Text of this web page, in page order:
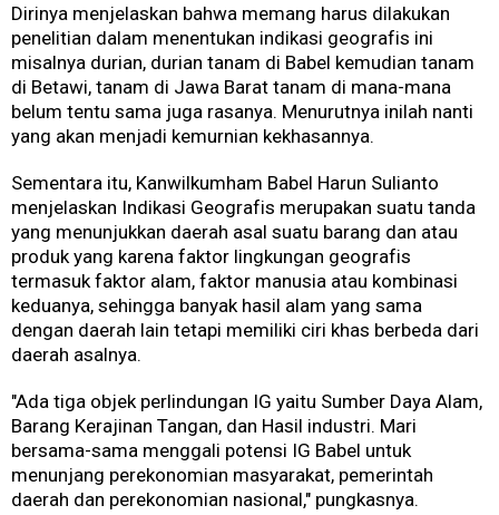
Dirinya menjelaskan bahwa memang harus dilakukan
penelitian dalam menentukan indikasi geografis ini
misalnya durian, durian tanam di Babel kemudian tanam
di Betawi, tanam di Jawa Barat tanam di mana-mana
belum tentu sama juga rasanya. Menurutnya inilah nanti
yang akan menjadi kemurnian kekhasannya.
Sementara itu, Kanwilkumham Babel Harun Sulianto
menjelaskan Indikasi Geografis merupakan suatu tanda
yang menunjukkan daerah asal suatu barang dan atau
produk yang karena faktor lingkungan geografis
termasuk faktor alam, faktor manusia atau kombinasi
keduanya, sehingga banyak hasil alam yang sama
dengan daerah lain tetapi memiliki ciri khas berbeda dari
daerah asalnya.
"Ada tiga objek perlindungan IG yaitu Sumber Daya Alam,
Barang Kerajinan Tangan, dan Hasil industri. Mari
bersama-sama menggali potensi IG Babel untuk
menunjang perekonomian masyarakat, pemerintah
daerah dan perekonomian nasional," pungkasnya.